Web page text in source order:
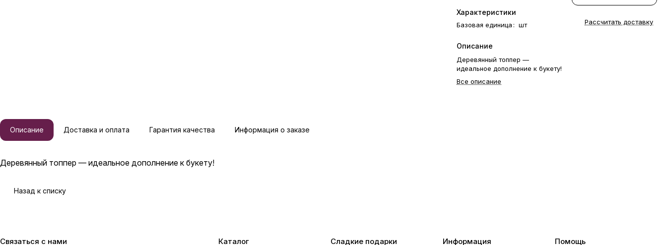
Характеристики
Базовая единица : шт
Описание
Деревянный топпер —
идеальное дополнение к букету!
Все описание
Рассчитать доставку
Описание Доставка и оплата Гарантия качества Информация о заказе
Деревянный топпер — идеальное дополнение к букету!
Назад к списку
Связаться с нами Каталог Сладкие подарки Информация Помощь